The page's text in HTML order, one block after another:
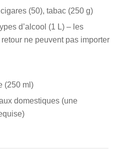
(50), tabac (250 g)
d’alcool (1 L) – les
ne peuvent pas importer
(250 ml)
domestiques (une